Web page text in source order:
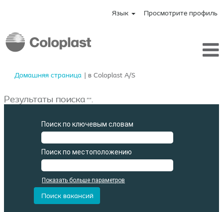
Язык Просмотрите профиль
Домашняя страница | в Coloplast A/S(текущая
Результаты поиска"".
Поиск по ключевым словам
Поиск по местоположению
Показать больше параметров